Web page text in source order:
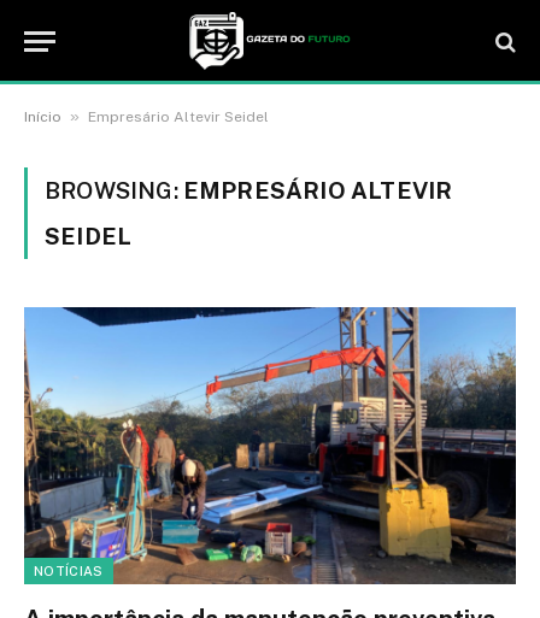
Início » Empresário Altevir Seidel
BROWSING: EMPRESÁRIO ALTEVIR
SEIDEL
NOTÍCIAS